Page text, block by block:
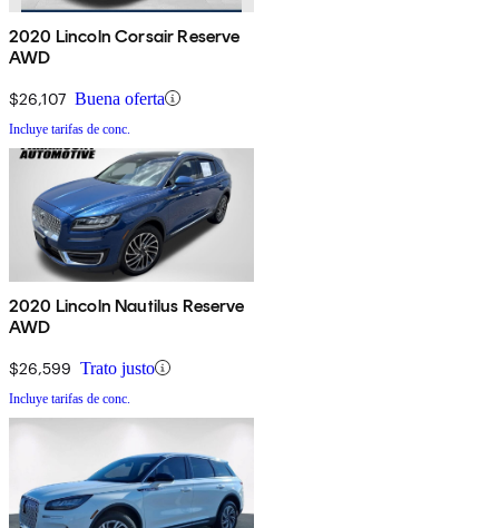
2020 Lincoln Corsair Reserve
AWD
$26,107 Buena oferta
Incluye tarifas de conc.
2020 Lincoln Nautilus Reserve
AWD
$26,599 Trato justo
Incluye tarifas de conc.